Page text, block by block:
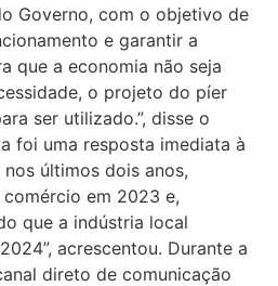
Governo, com o objetivo de
e garantir a
que a economia não seja
o projeto do píer
ser utilizado.”, disse o
foi uma resposta imediata à
últimos dois anos,
em 2023 e,
que a indústria local
acrescentou. Durante a
direto de comunicação